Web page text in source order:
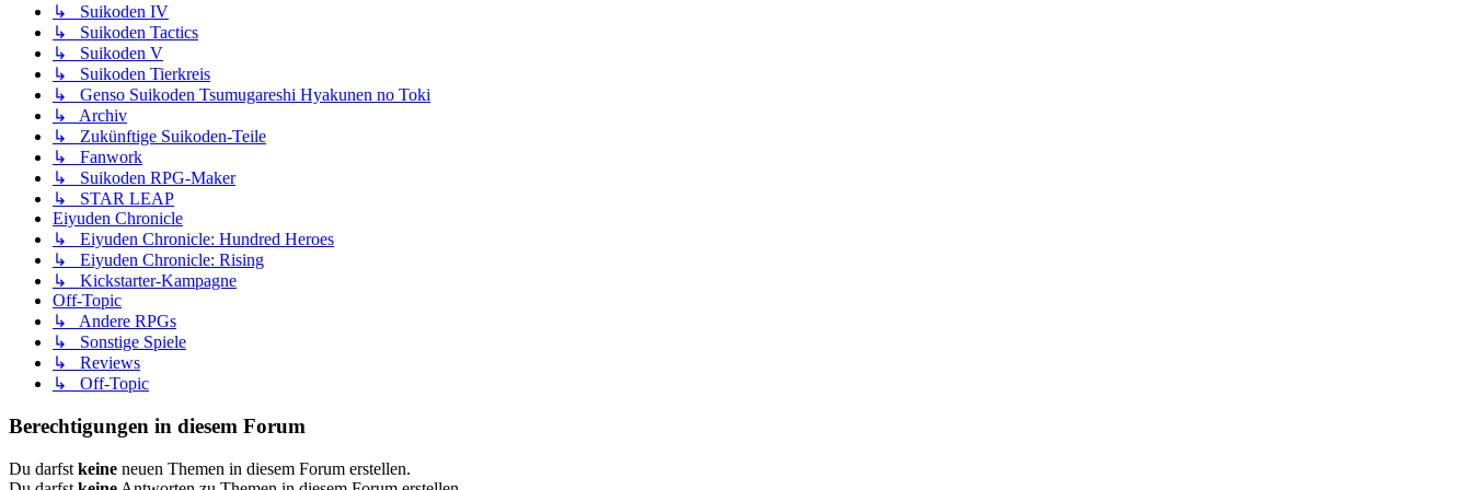
↳ Suikoden IV
↳ Suikoden Tactics
↳ Suikoden V
↳ Suikoden Tierkreis
↳ Genso Suikoden Tsumugareshi Hyakunen no Toki
↳ Archiv
↳ Zukünftige Suikoden-Teile
↳ Fanwork
↳ Suikoden RPG-Maker
↳ STAR LEAP
Eiyuden Chronicle
↳ Eiyuden Chronicle: Hundred Heroes
↳ Eiyuden Chronicle: Rising
↳ Kickstarter-Kampagne
Off-Topic
↳ Andere RPGs
↳ Sonstige Spiele
↳ Reviews
↳ Off-Topic
Berechtigungen in diesem Forum
Du darfst keine neuen Themen in diesem Forum erstellen.